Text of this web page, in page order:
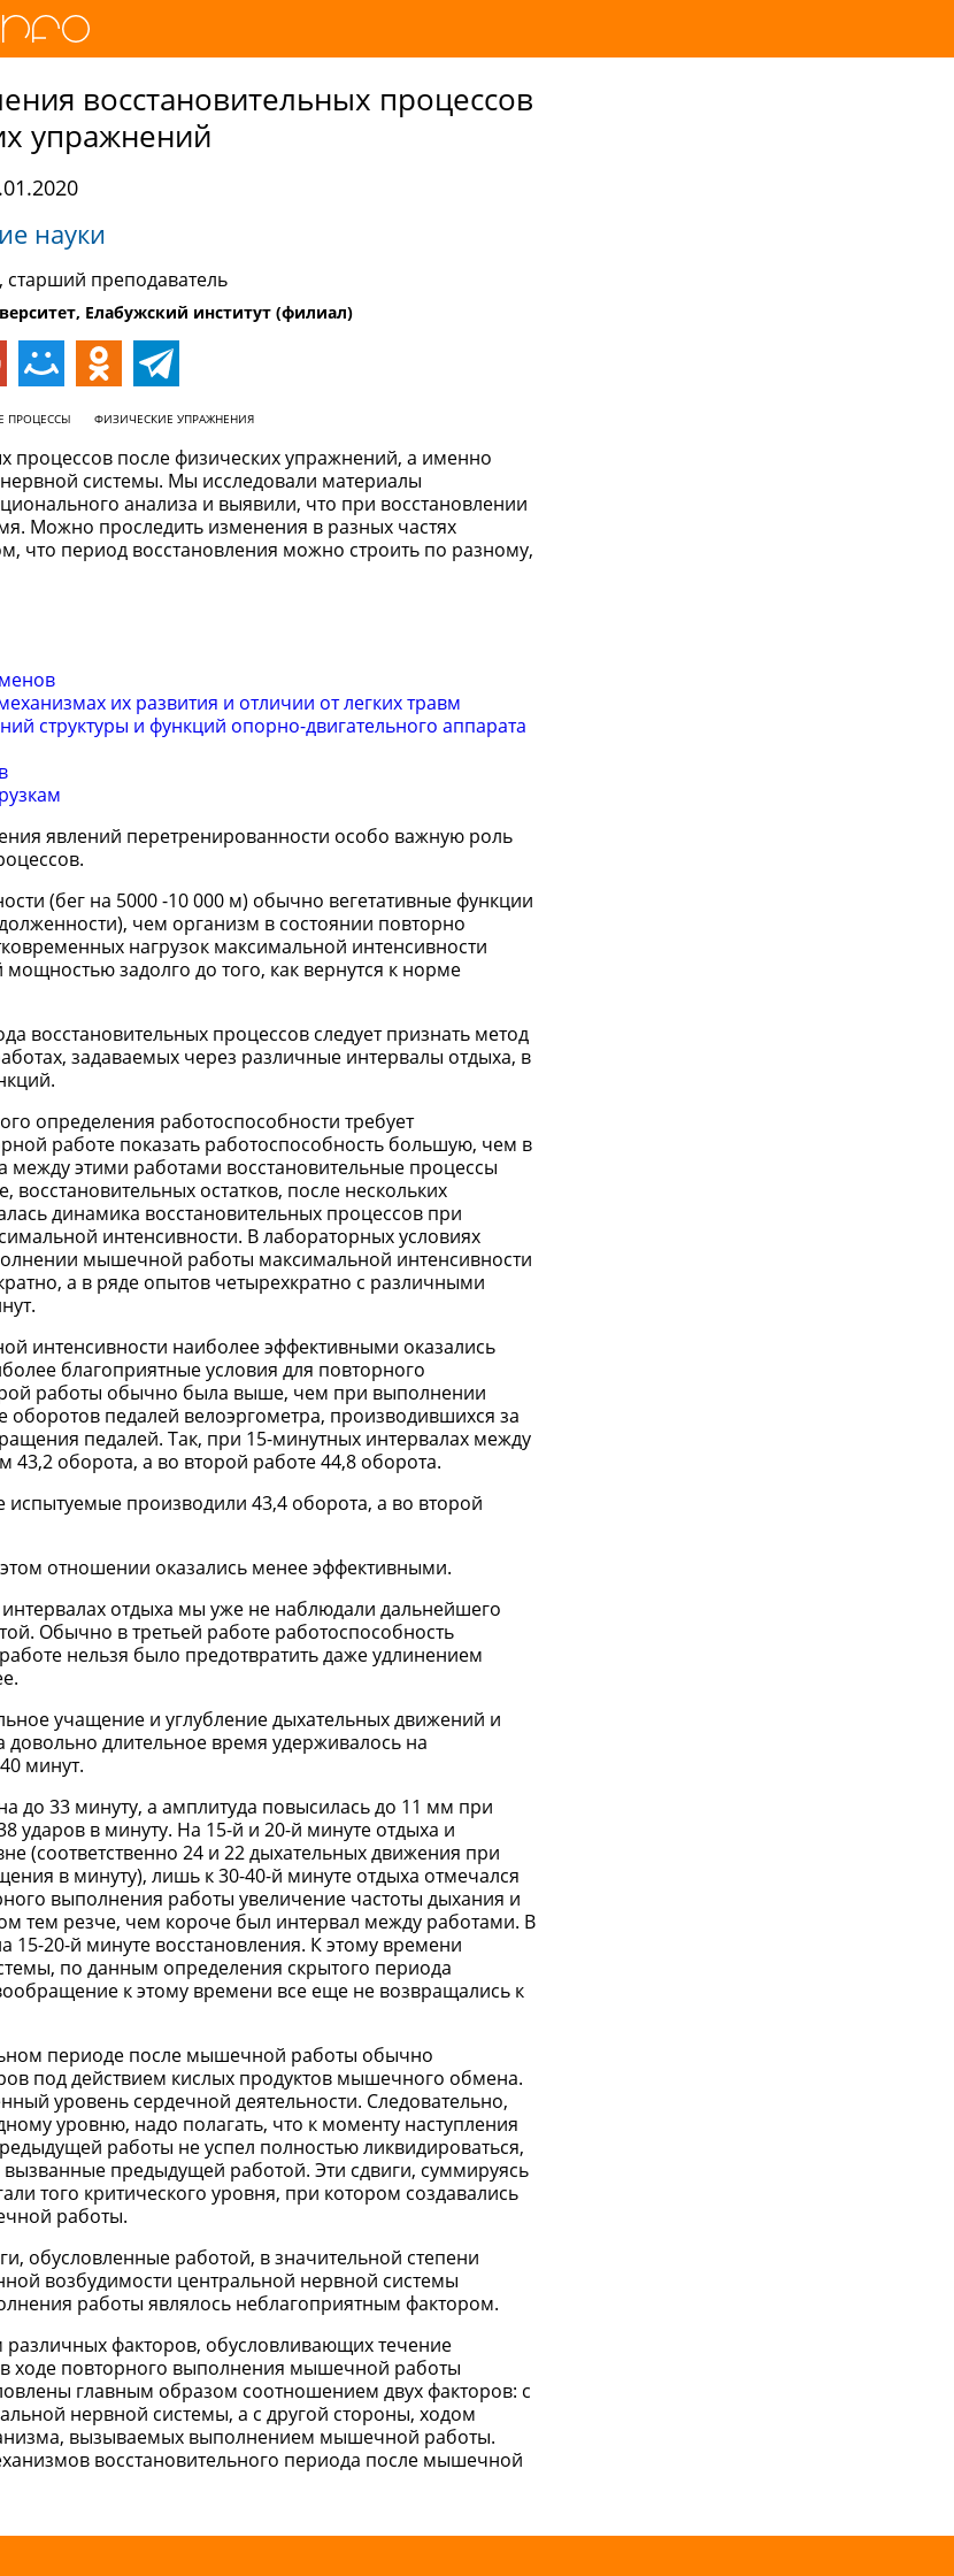
восстановительных процессов
упражнений
науки
, старший преподаватель
Елабужский институт (филиал)
ПРОЦЕССЫ ФИЗИЧЕСКИЕ УПРАЖНЕНИЯ
процессов после физических упражнений, а именно
системы. Мы исследовали материалы
анализа и выявили, что при восстановлении
Можно проследить изменения в разных частях
что период восстановления можно строить по разному,
их развития и отличии от легких травм
структуры и функций опорно-двигательного аппарата
явлений перетренированности особо важную роль
(бег на 5000 -10 000 м) обычно вегетативные функции
чем организм в состоянии повторно
нагрузок максимальной интенсивности
задолго до того, как вернутся к норме
восстановительных процессов следует признать метод
задаваемых через различные интервалы отдыха, в
определения работоспособности требует
работе показать работоспособность большую, чем в
этими работами восстановительные процессы
остатков, после нескольких
динамика восстановительных процессов при
интенсивности. В лабораторных условиях
мышечной работы максимальной интенсивности
а в ряде опытов четырехкратно с различными
интенсивности наиболее эффективными оказались
благоприятные условия для повторного
работы обычно была выше, чем при выполнении
педалей велоэргометра, производившихся за
педалей. Так, при 15-минутных интервалах между
оборота, а во второй работе 44,8 оборота.
производили 43,4 оборота, а во второй
отношении оказались менее эффективными.
отдыха мы уже не наблюдали дальнейшего
Обычно в третьей работе работоспособность
нельзя было предотвратить даже удлинением
учащение и углубление дыхательных движений и
длительное время удерживалось на
минут.
до 33 минуту, а амплитуда повысилась до 11 мм при
ударов в минуту. На 15-й и 20-й минуте отдыха и
(соответственно 24 и 22 дыхательных движения при
в минуту), лишь к 30-40-й минуте отдыха отмечался
выполнения работы увеличение частоты дыхания и
тем резче, чем короче был интервал между работами. B
20-й минуте восстановления. К этому времени
по данным определения скрытого периода
к этому времени все еще не возвращались к
периоде после мышечной работы обычно
под действием кислых продуктов мышечного обмена.
уровень сердечной деятельности. Следовательно,
уровню, надо полагать, что к моменту наступления
работы не успел полностью ликвидироваться,
предыдущей работой. Эти сдвиги, суммируясь
того критического уровня, при котором создавались
работы.
обусловленные работой, в значительной степени
возбудимости центральной нервной системы
работы являлось неблагоприятным фактором.
факторов, обусловливающих течение
ходе повторного выполнения мышечной работы
главным образом соотношением двух факторов: с
нервной системы, а с другой стороны, ходом
вызываемых выполнением мышечной работы.
восстановительного периода после мышечной